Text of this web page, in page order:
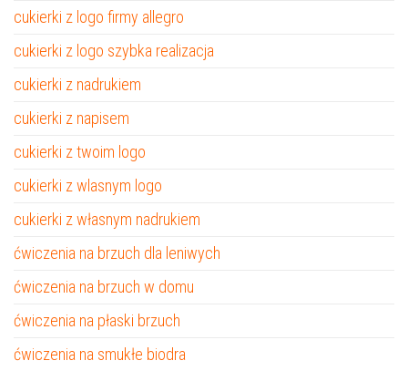
cukierki z logo firmy allegro
cukierki z logo szybka realizacja
cukierki z nadrukiem
cukierki z napisem
cukierki z twoim logo
cukierki z wlasnym logo
cukierki z własnym nadrukiem
ćwiczenia na brzuch dla leniwych
ćwiczenia na brzuch w domu
ćwiczenia na płaski brzuch
ćwiczenia na smukłe biodra